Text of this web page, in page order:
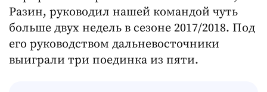
Разин, руководил нашей командой чуть
больше двух недель в сезоне 2017/2018. Под
его руководством дальневосточники
выиграли три поединка из пяти.